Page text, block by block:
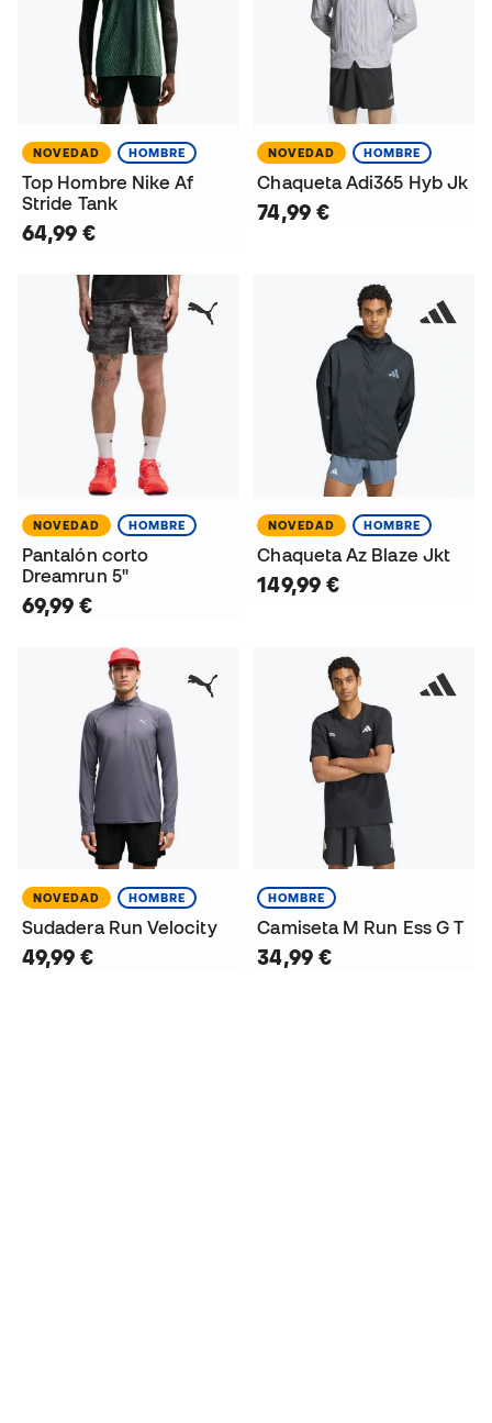
NOVEDAD HOMBRE
Top Hombre Nike Af
Stride Tank
64,99 €
NOVEDAD HOMBRE
Chaqueta Adi365 Hyb Jk
74,99 €
NOVEDAD HOMBRE
Pantalón corto
Dreamrun 5"
69,99 €
NOVEDAD HOMBRE
Chaqueta Az Blaze Jkt
149,99 €
NOVEDAD HOMBRE
Sudadera Run Velocity
49,99 €
HOMBRE
Camiseta M Run Ess G T
34,99 €